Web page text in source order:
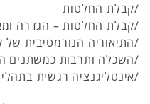
/קבלת החלטות
/קבלת החלטות – הגדרה
/התיאוריה הנורמטיבית
/השכלה ותרבות כמשתנים
/אינטליגנציה רגשית